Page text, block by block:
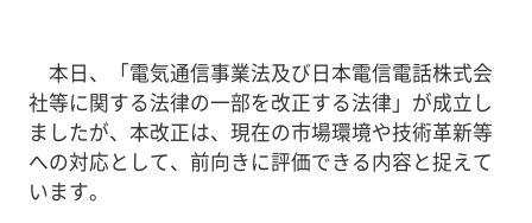
本日、「電気通信事業法及び日本電信電話株式会
社等に関する法律の一部を改正する法律」が成立し
ましたが、本改正は、現在の市場環境や技術革新等
への対応として、前向きに評価できる内容と捉えて
います。